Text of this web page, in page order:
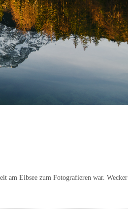
am Eibsee zum Fotografieren war. Wecker